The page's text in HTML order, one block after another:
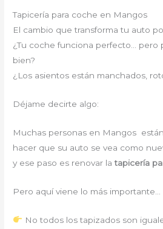
Tapicería para coche en Mangos
El cambio que transforma tu auto
¿Tu coche funciona perfecto… pero
bien?
¿Los asientos están manchados,
Déjame decirte algo:
Muchas personas en Mangos
hacer que su auto se vea como
y ese paso es renovar latapicería
Pero aquí viene lo más importante…
No todos los tapizados son